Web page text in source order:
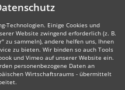
Technologien. Einige Cookies und
Website zwingend erforderlich (z. B.
zu sammeln), andere helfen uns, Ihnen
zu bieten. Wir binden so auch Tools
und Vimeo auf unserer Website ein.
personenbezogene Daten an
Wirtschaftsraums - übermittelt